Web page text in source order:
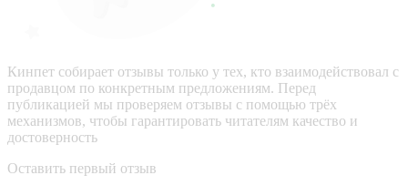
Кинпет собирает отзывы только у тех, кто взаимодействовал с
продавцом по конкретным предложениям. Перед
публикацией мы проверяем отзывы с помощью трёх
механизмов, чтобы гарантировать читателям качество и
достоверность
Оставить первый отзыв